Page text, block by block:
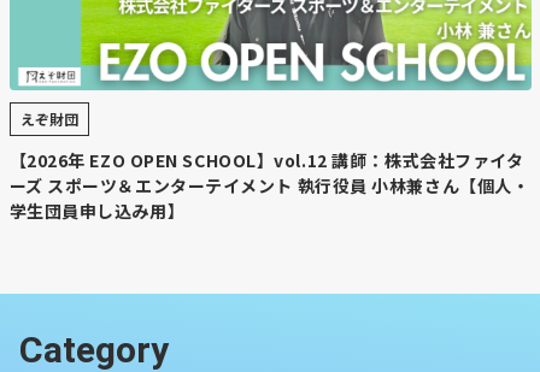
えぞ財団
【2026年 EZO OPEN SCHOOL】vol.12 講師：株式会社ファイタ
ーズ スポーツ＆エンターテイメント 執行役員 小林兼さん【個人・
学生団員申し込み用】
Category